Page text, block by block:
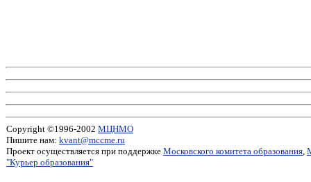
Copyright ©1996-2002 МЦНМО
Пишите нам: kvant@mccme.ru
Проект осуществляется при поддержке Московского комитета образования,
"Курьер образования"